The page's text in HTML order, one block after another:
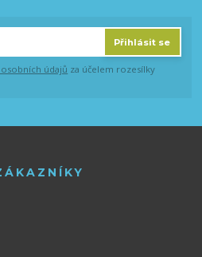
Přihlásit se
údajů za účelem rozesílky